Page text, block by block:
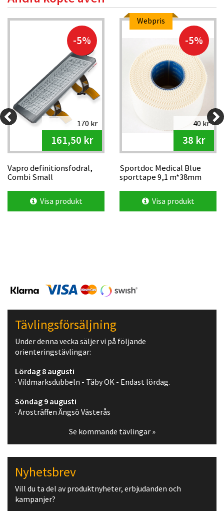
-5%
170 kr
161,50 kr
Vapro definitionsfodral,
Combi Small
Visa produkt
Webpris
-5%
40 kr
38 kr
Sportdoc Medical Blue
sporttape 9,1 m*38mm
Visa produkt
Tävlingsförsäljning
Under denna vecka säljer vi på följande
orienteringstävlingar:
Lördag 8 augusti
· Vildmarksdubbeln - Täby OK - Endast lördag.
Söndag 9 augusti
· Arosträffen Ängsö Västerås
Se kommande tävlingar »
Nyhetsbrev
Vill du ta del av produktnyheter, erbjudanden och
kampanjer?